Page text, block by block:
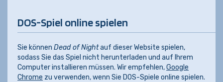
DOS-Spiel online spielen
Sie können Dead of Nightauf dieser Website spielen,
sodass Sie das Spiel nicht herunterladen und auf Ihrem
Computer installieren müssen. Wir empfehlen,Google
Chrome zu verwenden, wenn Sie DOS-Spiele online spielen.